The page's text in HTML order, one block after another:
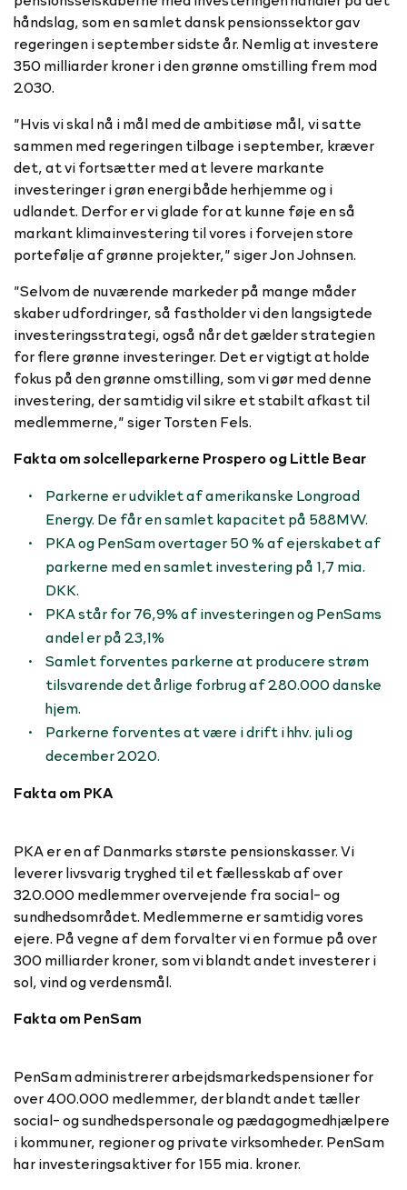
håndslag, som en samlet dansk pensionssektor gav
regeringen i september sidste år. Nemlig at investere
350 milliarder kroner i den grønne omstilling frem mod
2030.
”Hvis vi skal nå i mål med de ambitiøse mål, vi satte
sammen med regeringen tilbage i september, kræver
det, at vi fortsætter med at levere markante
investeringer i grøn energi både herhjemme og i
udlandet. Derfor er vi glade for at kunne føje en så
markant klimainvestering til vores i forvejen store
portefølje af grønne projekter,” siger Jon Johnsen.
”Selvom de nuværende markeder på mange måder
skaber udfordringer, så fastholder vi den langsigtede
investeringsstrategi, også når det gælder strategien
for flere grønne investeringer. Det er vigtigt at holde
fokus på den grønne omstilling, som vi gør med denne
investering, der samtidig vil sikre et stabilt afkast til
medlemmerne,” siger Torsten Fels.
Fakta om solcelleparkerne Prospero og Little Bear
Parkerne er udviklet af amerikanske Longroad
Energy. De får en samlet kapacitet på 588MW.
PKA og PenSam overtager 50 % af ejerskabet af
parkerne med en samlet investering på 1,7 mia.
DKK.
PKA står for76,9% af investeringen og PenSams
andel er på 23,1%
Samlet forventes parkerne at producere strøm
tilsvarende det årlige forbrug af 280.000 danske
hjem.
Parkerne forventes at være i drift i hhv. juli og
december 2020.
Fakta om PKA
PKA er en af Danmarks største pensionskasser. Vi
leverer livsvarig tryghed til et fællesskab af over
320.000 medlemmer overvejende fra social- og
sundhedsområdet. Medlemmerne er samtidig vores
ejere. På vegne af dem forvalter vi en formue på over
300 milliarder kroner, som vi blandt andet investerer i
sol, vind og verdensmål.
Fakta om PenSam
PenSam administrerer arbejdsmarkedspensioner for
over 400.000 medlemmer, der blandt andet tæller
social- og sundhedspersonale og pædagogmedhjælpere
i kommuner, regioner og private virksomheder. PenSam
har investeringsaktiver for 155 mia. kroner.